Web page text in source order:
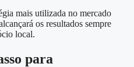
mais utilizada no mercado
os resultados sempre
local.
para